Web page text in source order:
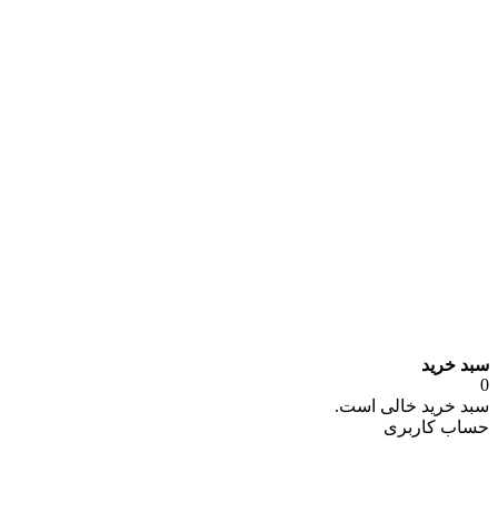
سبد خرید
0
سبد خرید خالی است.
حساب کاربری